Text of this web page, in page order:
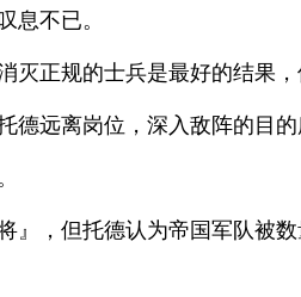
不已。
正规的士兵是最好的结果，
远离岗位，深入敌阵的目的
，但托德认为帝国军队被